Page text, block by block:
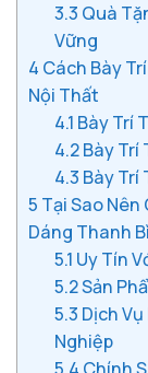
3.3 Quà
Vững
4 Cách Bày
Nội Thất
4.1 Bày Trí
4.2Bày Trí
4.3 Bày Trí
5 Tại Sao
Dáng Thanh
5.1 Uy Tín
5.2Sản
5.3 Dịch
Nghiệp